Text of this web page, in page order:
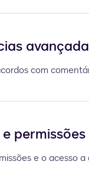
com
permissões
e o acesso